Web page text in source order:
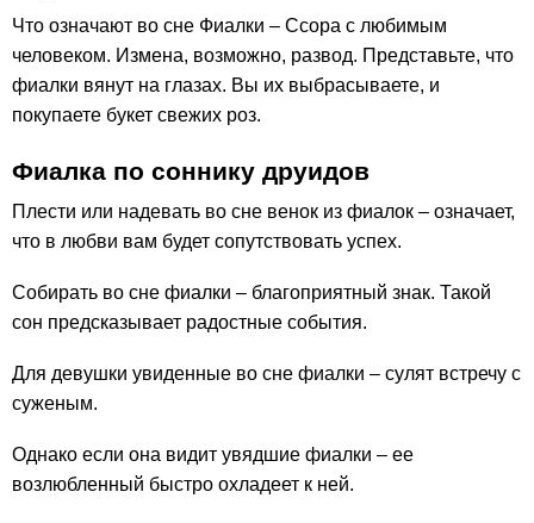
Что означают во сне Фиалки – Ссора с любимым
человеком. Измена, возможно, развод. Представьте, что
фиалки вянут на глазах. Вы их выбрасываете, и
покупаете букет свежих роз.
Фиалка по соннику друидов
Плести или надевать во сне венок из фиалок – означает,
что в любви вам будет сопутствовать успех.
Собирать во сне фиалки – благоприятный знак. Такой
сон предсказывает ра­достные события.
Для девушки увиденные во сне фиалки – су­лят встречу с
суженым.
Однако если она видит увядшие фиалки – ее
возлюбленный быстро охладеет к ней.